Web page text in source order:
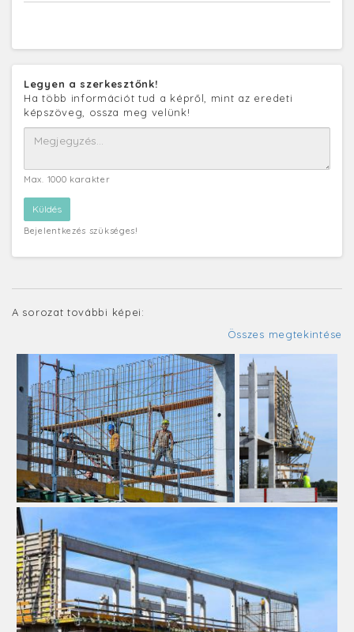
Legyen a szerkesztőnk!
Ha több információt tud a képről, mint az eredeti
képszöveg, ossza meg velünk!
Max. 1000 karakter
Bejelentkezés szükséges!
A sorozat további képei:
Összes megtekintése